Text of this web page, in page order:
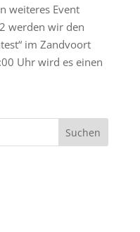
weiteres Event
werden wir den
im Zandvoort
Uhr wird es einen
Suchen